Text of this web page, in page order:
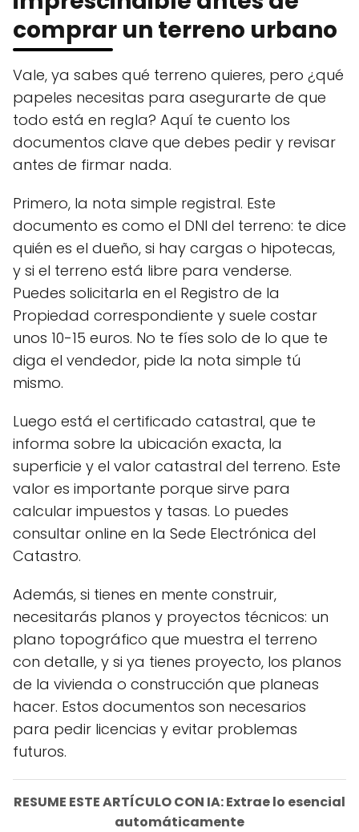
comprar un terreno urbano
Vale, ya sabes qué terreno quieres, pero ¿qué
papeles necesitas para asegurarte de que
todo está en regla? Aquí te cuento los
documentos clave que debes pedir y revisar
antes de firmar nada.
Primero, la nota simple registral. Este
documento es como el DNI del terreno: te dice
quién es el dueño, si hay cargas o hipotecas,
y si el terreno está libre para venderse.
Puedes solicitarla en el Registro de la
Propiedad correspondiente y suele costar
unos 10-15 euros. No te fíes solo de lo que te
diga el vendedor, pide la nota simple tú
mismo.
Luego está el certificado catastral, que te
informa sobre la ubicación exacta, la
superficie y el valor catastral del terreno. Este
valor es importante porque sirve para
calcular impuestos y tasas. Lo puedes
consultar online en la Sede Electrónica del
Catastro.
Además, si tienes en mente construir,
necesitarás planos y proyectos técnicos: un
plano topográfico que muestra el terreno
con detalle, y si ya tienes proyecto, los planos
de la vivienda o construcción que planeas
hacer. Estos documentos son necesarios
para pedir licencias y evitar problemas
futuros.
RESUME ESTE ARTÍCULO CON IA: Extrae lo esencial
automáticamente